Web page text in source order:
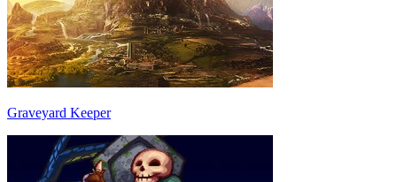
Graveyard Keeper